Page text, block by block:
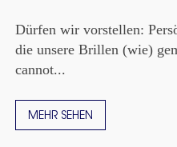
Dürfen wir vorstellen:
die unsere Brillen (wie)
cannot...
MEHR SEHEN